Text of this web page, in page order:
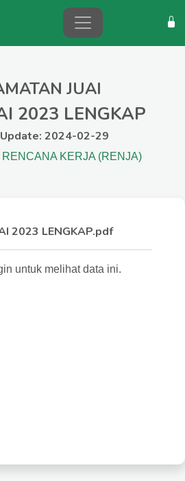
JUAI
2023 LENGKAP
2024-02-29
RENCANA KERJA (RENJA)
2023 LENGKAP.pdf
untuk melihat data ini.